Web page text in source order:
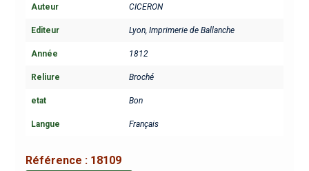
Auteur CICERON
Editeur Lyon, Imprimerie de Ballanche
Année 1812
Reliure Broché
etat Bon
Langue Français
Référence : 18109